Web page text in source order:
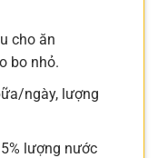
cho ăn
bo nhỏ.
ngày, lượng
lượng nước